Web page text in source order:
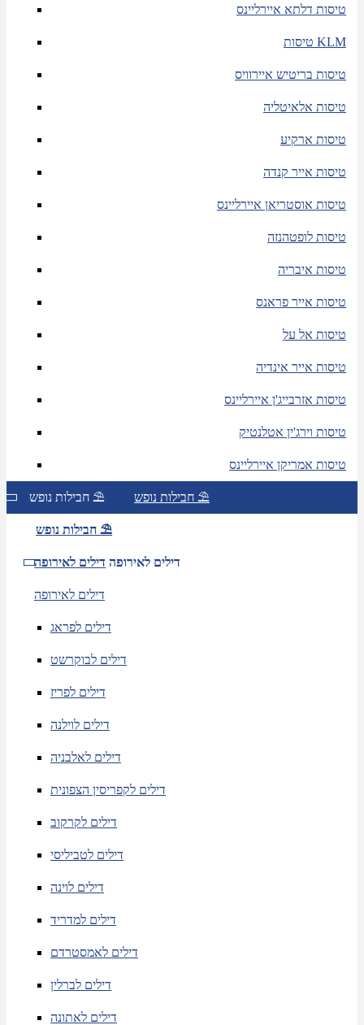
טיסות דלתא איירליינס
טיסות KLM
טיסות בריטיש איירוויס
טיסות אלאיטליה
טיסות ארקיע
טיסות אייר קנדה
טיסות אוסטריאן איירליינס
טיסות לופטהנזה
טיסות איבריה
טיסות אייר פראנס
טיסות אל על
טיסות אייר אינדיה
טיסות אזרבייג'ן איירליינס
טיסות וירג'ין אטלנטיק
טיסות אמריקן איירליינס
חבילות נופש ⛱ חבילות נופש ⛱
חבילות נופש ⛱
דילים לאירופה דילים לאירופה
דילים לאירופה
דילים לפראג
דילים לבוקרשט
דילים לפריז
דילים לוילנה
דילים לאלבניה
דילים לקפריסין הצפונית
דילים לקרקוב
דילים לטביליסי
דילים לוינה
דילים למדריד
דילים לאמסטרדם
דילים לברלין
דילים לאתונה